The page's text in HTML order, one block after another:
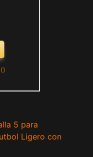
()
5 para
Ligero con